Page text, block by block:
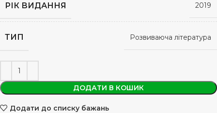
РІК ВИДАННЯ 2019
ТИП Розвиваюча література
ДОДАТИ В КОШИК
Додати до списку бажань